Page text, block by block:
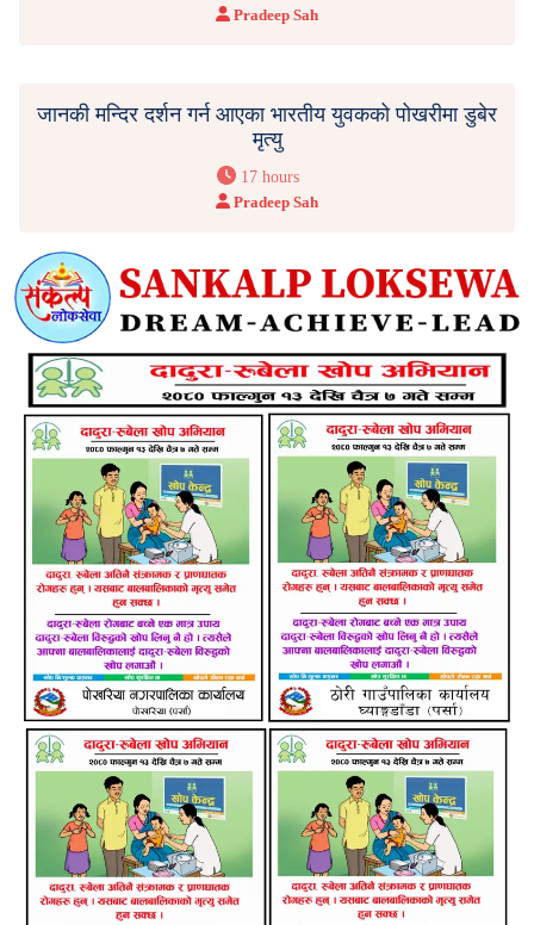
Pradeep Sah
जानकी मन्दिर दर्शन गर्न आएका भारतीय युवकको पोखरीमा डुबेर
मृत्यु
17 hours
Pradeep Sah